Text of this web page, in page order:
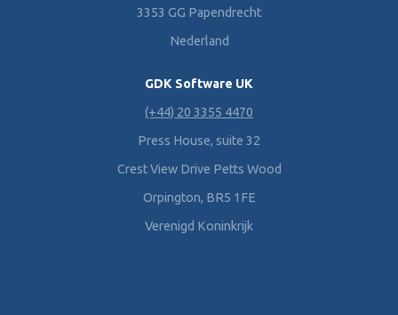
3353 GG Papendrecht
Nederland
GDK Software UK
(+44) 20 3355 4470
Press House, suite 32
Crest View Drive Petts Wood
Orpington, BR5 1FE
Verenigd Koninkrijk